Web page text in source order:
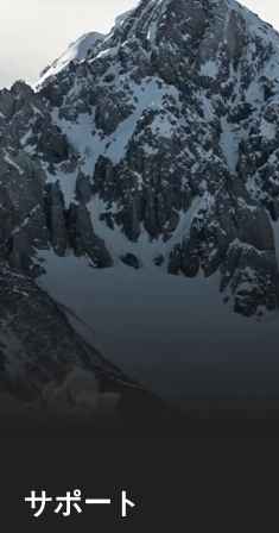
サポート